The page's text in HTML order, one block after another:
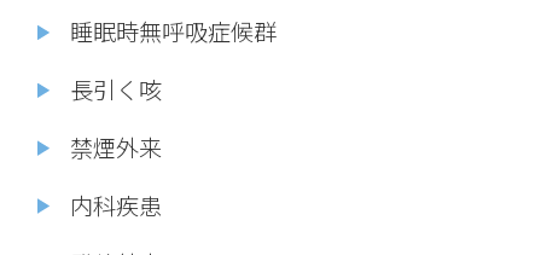
睡眠時無呼吸症候群
長引く咳
禁煙外来
内科疾患